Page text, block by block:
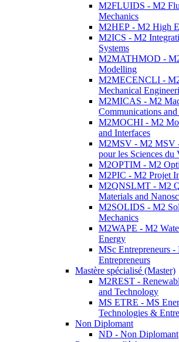
M2FLUIDS - M2
Mechanics
M2HEP - M2 High
M2ICS - M2
Systems
M2MATHMOD -
Modelling
M2MECENCLI -
Mechanical
M2MICAS - M2
Communications
M2MOCHI - M2
and Interfaces
M2MSV - M2 MSV
pour les Sciences du
M2OPTIM - M2
M2PIC - M2 Projet
M2QNSLMT - M2
Materials and
M2SOLIDS - M2
Mechanics
M2WAPE - M2
Energy
MSc Entrepreneurs
Entrepreneurs
Mastère spécialisé (Master)
M2REST -
and Technology
MS ETRE - MS
Technologies &
Non Diplomant
ND - Non Diplomant